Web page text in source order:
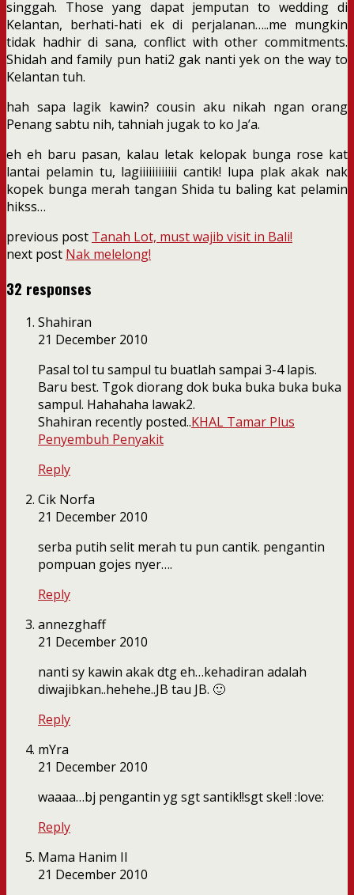
singgah. Those yang dapat jemputan to wedding di
Kelantan, berhati-hati ek di perjalanan…..me mungkin
tidak hadhir di sana, conflict with other commitments.
Shidah and family pun hati2 gak nanti yek on the way to
Kelantan tuh.
hah sapa lagik kawin? cousin aku nikah ngan orang
Penang sabtu nih, tahniah jugak to ko Ja’a.
eh eh baru pasan, kalau letak kelopak bunga rose kat
lantai pelamin tu, lagiiiiiiiiiiii cantik! lupa plak akak nak
kopek bunga merah tangan Shida tu baling kat pelamin
hikss…
previous post Tanah Lot, must wajib visit in Bali!
next post Nak melelong!
32 responses
Shahiran
21 December 2010
Pasal tol tu sampul tu buatlah sampai 3-4 lapis.
Baru best. Tgok diorang dok buka buka buka buka
sampul. Hahahaha lawak2.
Shahiran recently posted..KHAL Tamar Plus
Penyembuh Penyakit
Reply
Cik Norfa
21 December 2010
serba putih selit merah tu pun cantik. pengantin
pompuan gojes nyer….
Reply
annezghaff
21 December 2010
nanti sy kawin akak dtg eh…kehadiran adalah
diwajibkan..hehehe..JB tau JB. 🙂
Reply
mYra
21 December 2010
waaaa…bj pengantin yg sgt santik!!sgt ske!! :love:
Reply
Mama Hanim II
21 December 2010